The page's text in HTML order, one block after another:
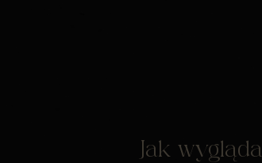
Jak